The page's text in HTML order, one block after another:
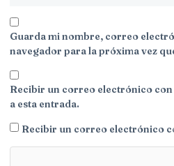
Guarda mi nombre, correo
navegador para la próxima vez
Recibir un correo electrónico
a esta entrada.
Recibir un correo electrónico